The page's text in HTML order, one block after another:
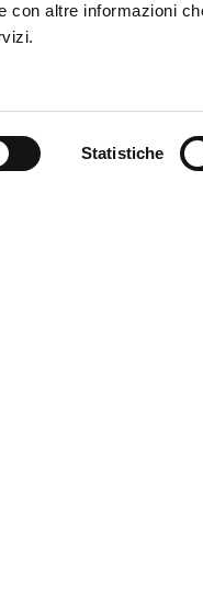
con altre informazioni
Statistiche